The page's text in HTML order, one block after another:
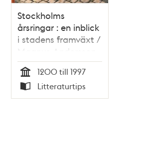
Stockholms
årsringar : en inblick
i stadens framväxt /
Magnus Andersson
Tid
1200 till 1997
Typ
Litteraturtips